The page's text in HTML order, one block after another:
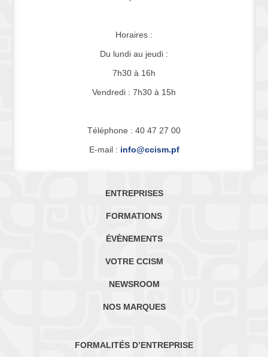
Horaires :
Du lundi au jeudi :
7h30 à 16h
Vendredi : 7h30 à 15h
Téléphone : 40 47 27 00
E-mail : info@ccism.pf
ENTREPRISES
FORMATIONS
ÉVÈNEMENTS
VOTRE CCISM
NEWSROOM
NOS MARQUES
FORMALITÉS D’ENTREPRISE